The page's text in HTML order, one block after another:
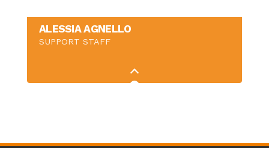
ALESSIA AGNELLO
SUPPORT STAFF